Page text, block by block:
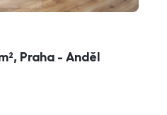
Praha - Anděl